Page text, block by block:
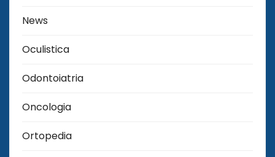
News
Oculistica
Odontoiatria
Oncologia
Ortopedia